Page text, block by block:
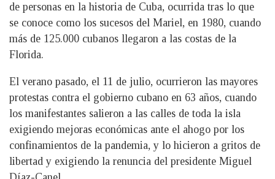
de personas en la historia de Cuba, ocurrida tras lo que
se conoce como los sucesos del Mariel, en 1980, cuando
más de 125.000 cubanos llegaron a las costas de la
Florida.
El verano pasado, el 11 de julio, ocurrieron las mayores
protestas contra el gobierno cubano en 63 años, cuando
los manifestantes salieron a las calles de toda la isla
exigiendo mejoras económicas ante el ahogo por los
confinamientos de la pandemia, y lo hicieron a gritos de
libertad y exigiendo la renuncia del presidente Miguel